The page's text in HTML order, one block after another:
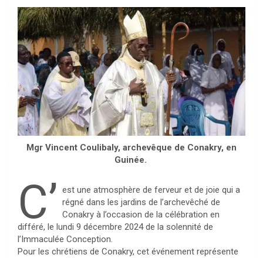
Mgr Vincent Coulibaly, archevêque de Conakry, en
Guinée.
C’ est une atmosphère de ferveur et de joie qui a
régné dans les jardins de l’archevêché de
Conakry à l’occasion de la célébration en
différé, le lundi 9 décembre 2024 de la solennité de
l’Immaculée Conception.
Pour les chrétiens de Conakry, cet événement représente